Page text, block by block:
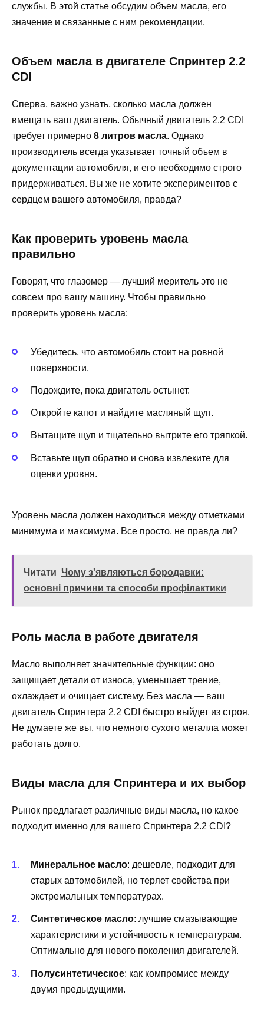
службы. В этой статье обсудим объем масла, его
значение и связанные с ним рекомендации.
Объем масла в двигателе Спринтер 2.2
CDI
Сперва, важно узнать, сколько масла должен
вмещать ваш двигатель. Обычный двигатель 2.2 CDI
требует примерно 8 литров масла. Однако
производитель всегда указывает точный объем в
документации автомобиля, и его необходимо строго
придерживаться. Вы же не хотите экспериментов с
сердцем вашего автомобиля, правда?
Как проверить уровень масла
правильно
Говорят, что глазомер — лучший меритель это не
совсем про вашу машину. Чтобы правильно
проверить уровень масла:
Убедитесь, что автомобиль стоит на ровной
поверхности.
Подождите, пока двигатель остынет.
Откройте капот и найдите масляный щуп.
Вытащите щуп и тщательно вытрите его тряпкой.
Вставьте щуп обратно и снова извлеките для
оценки уровня.
Уровень масла должен находиться между отметками
минимума и максимума. Все просто, не правда ли?
Читати Чому з'являються бородавки:
основні причини та способи профілактики
Роль масла в работе двигателя
Масло выполняет значительные функции: оно
защищает детали от износа, уменьшает трение,
охлаждает и очищает систему. Без масла — ваш
двигатель Спринтера 2.2 CDI быстро выйдет из строя.
Не думаете же вы, что немного сухого металла может
работать долго.
Виды масла для Спринтера и их выбор
Рынок предлагает различные виды масла, но какое
подходит именно для вашего Спринтера 2.2 CDI?
Минеральное масло: дешевле, подходит для
старых автомобилей, но теряет свойства при
экстремальных температурах.
Синтетическое масло: лучшие смазывающие
характеристики и устойчивость к температурам.
Оптимально для нового поколения двигателей.
Полусинтетическое: как компромисс между
двумя предыдущими.